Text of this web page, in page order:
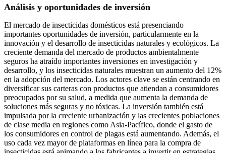
Análisis y oportunidades de inversión
El mercado de insecticidas domésticos está presenciando
importantes oportunidades de inversión, particularmente en la
innovación y el desarrollo de insecticidas naturales y ecológicos. La
creciente demanda del mercado de productos ambientalmente
seguros ha atraído importantes inversiones en investigación y
desarrollo, y los insecticidas naturales muestran un aumento del 12%
en la adopción del mercado. Los actores clave se están centrando en
diversificar sus carteras con productos que atiendan a consumidores
preocupados por su salud, a medida que aumenta la demanda de
soluciones más seguras y no tóxicas. La inversión también está
impulsada por la creciente urbanización y las crecientes poblaciones
de clase media en regiones como Asia-Pacífico, donde el gasto de
los consumidores en control de plagas está aumentando. Además, el
uso cada vez mayor de plataformas en línea para la compra de